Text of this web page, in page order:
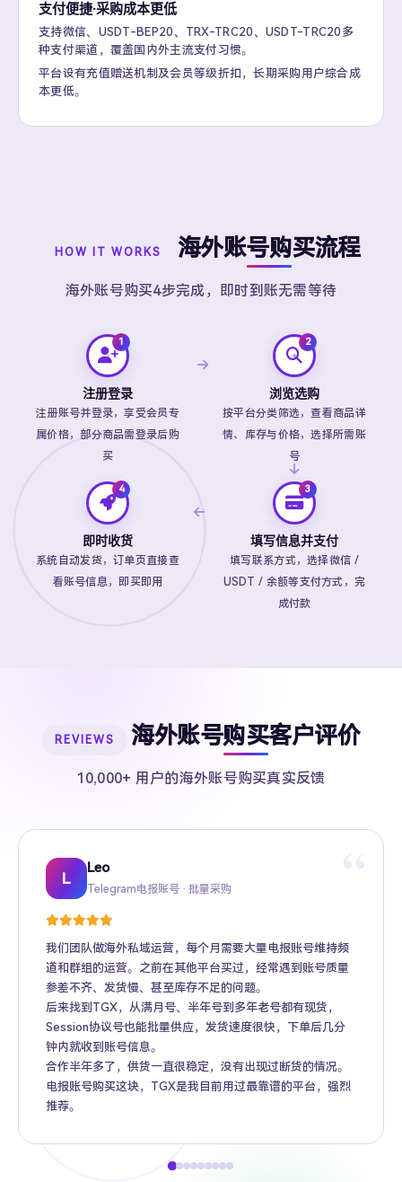
支付便捷·采购成本更低
支持微信、USDT-BEP20、TRX-TRC20、USDT-TRC20多
种支付渠道，覆盖国内外主流支付习惯。
平台设有充值赠送机制及会员等级折扣，长期采购用户综合成
本更低。
HOW IT WORKS 海外账号购买流程
海外账号购买4步完成，即时到账无需等待
注册登录
注册账号并登录，享受会员专
属价格，部分商品需登录后购
买
浏览选购
按平台分类筛选，查看商品详
情、库存与价格，选择所需账
号
填写信息并支付
填写联系方式，选择微信 /
USDT / 余额等支付方式，完
成付款
即时收货
系统自动发货，订单页直接查
看账号信息，即买即用
REVIEWS 海外账号购买客户评价
10,000+ 用户的海外账号购买真实反馈
L
Leo
Telegram电报账号 · 批量采购
我们团队做海外私域运营，每个月需要大量电报账号维持频
道和群组的运营。之前在其他平台买过，经常遇到账号质量
参差不齐、发货慢、甚至库存不足的问题。
后来找到TGX，从满月号、半年号到多年老号都有现货，
Session协议号也能批量供应，发货速度很快，下单后几分
钟内就收到账号信息。
合作半年多了，供货一直很稳定，没有出现过断货的情况。
电报账号购买这块，TGX是我目前用过最靠谱的平台，强烈
推荐。
Sarah
Twitter推特高粉号 · Web3项目推广
Kevin
TikTok账号 · 跨境电商矩阵运营
Mike
Facebook广告账号 · 跨境广告投放
Amy
Instagram账号 · 品牌海外推广
Daniel
Gmail账号 · Apple ID · AI工具账号
Jason
YouTube账号 · 内容变现
Wing
Telegram Premium代充 · 个人用户
Richard
海外账号批发 · MCN机构